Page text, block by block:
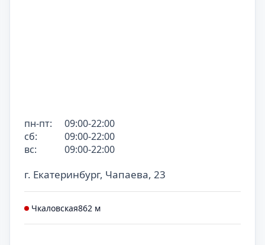
г. Екатеринбург, Чапаева, 23
Чкаловская862 м
пн-пт:
09:00-22:00
сб:
09:00-22:00
вс:
09:00-22:00